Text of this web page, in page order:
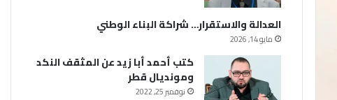
العدالة والاستقرار… شراكة البناء الوطني
مايو 14, 2026
كتب أحمد أبا زيد عن المثقف النكد
ومونديال قطر
نوفمبر 25, 2022